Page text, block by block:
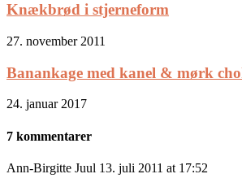
Knækbrød i stjerneform
27. november 2011
Banankage med kanel & mørk
24. januar 2017
7 kommentarer
Ann-Birgitte Juul 13. juli 2011 at 17:52